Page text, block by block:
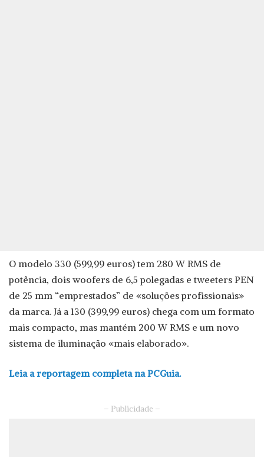
O modelo 330 (599,99 euros) tem 280 W RMS de
potência, dois woofers de 6,5 polegadas e tweeters PEN
de 25 mm “emprestados” de «soluções profissionais»
da marca. Já a 130 (399,99 euros) chega com um formato
mais compacto, mas mantém 200 W RMS e um novo
sistema de iluminação «mais elaborado».
Leia a reportagem completa na PCGuia.
– Publicidade –